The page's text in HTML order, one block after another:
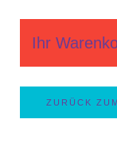
Ihr
ZURÜCK